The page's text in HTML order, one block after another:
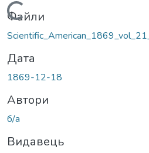
Вантажиться...
Файли
Дата
1869-12-18
Автори
б/а
Видавець